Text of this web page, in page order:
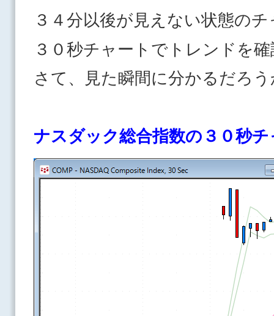
３４分以後が見えない状態の
３０秒チャートでトレンドを
さて、見た瞬間に分かるだろ
ナスダック総合指数の３０秒チ